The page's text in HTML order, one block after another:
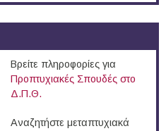
Βρείτε πληροφορίες για
Προπτυχιακές Σπουδές στο
Δ.Π.Θ.
Αναζητήστε μεταπτυχιακά